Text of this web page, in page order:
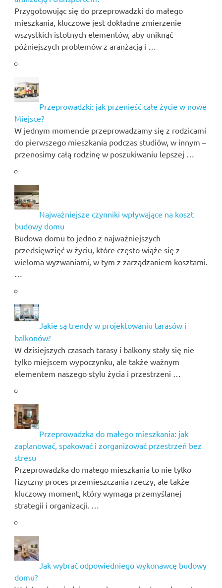
Przygotowując się do przeprowadzki do małego
mieszkania, kluczowe jest dokładne zmierzenie
wszystkich istotnych elementów, aby uniknąć
późniejszych problemów z aranżacją i …
Przeprowadzki: jak przenieść całe życie w nowe
Miejsce?
W jednym momencie przeprowadzamy się z rodzicami
do pierwszego mieszkania podczas studiów, w innym –
przenosimy całą rodzinę w poszukiwaniu lepszej …
Najważniejsze czynniki wpływające na koszt
budowy domu
Budowa domu to jedno z najważniejszych
przedsięwzięć w życiu, które często wiąże się z
wieloma wyzwaniami, w tym z zarządzaniem kosztami.
…
Jakie są trendy w projektowaniu tarasów i
balkonów?
W dzisiejszych czasach tarasy i balkony stały się nie
tylko miejscem wypoczynku, ale także ważnym
elementem naszego stylu życia i przestrzeni …
Przeprowadzka do małego mieszkania: jak
zaplanować, spakować i zorganizować przestrzeń bez
stresu
Przeprowadzka do małego mieszkania to nie tylko
fizyczny proces przemieszczania rzeczy, ale także
kluczowy moment, który wymaga przemyślanej
strategii i organizacji. …
Jak wybrać odpowiedniego wykonawcę budowy
domu?